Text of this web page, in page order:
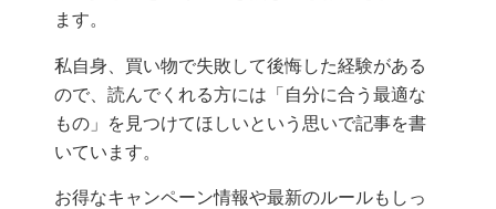
ます。
私自身、買い物で失敗して後悔した経験がある
ので、読んでくれる方には「自分に合う最適な
もの」を見つけてほしいという思いで記事を書
いています。
お得なキャンペーン情報や最新のルールもしっ